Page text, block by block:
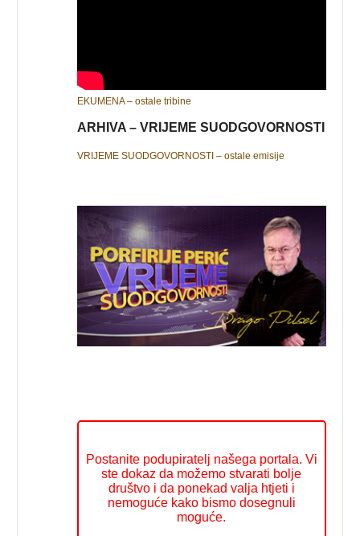
EKUMENA – ostale tribine
ARHIVA – VRIJEME SUODGOVORNOSTI
VRIJEME SUODGOVORNOSTI – ostale emisije
Postanite podupiratelj našega portala. Vi
ste dokaz da možemo stvarati bolje
društvo i da ponekad valja htjeti i
nemoguće kako bismo dosegnuli
moguće.